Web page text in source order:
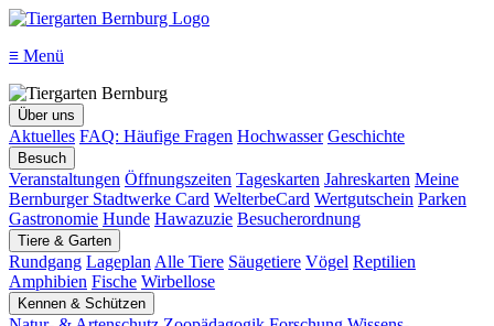
≡ Menü
Über uns
Aktuelles FAQ: Häufige Fragen Hochwasser Geschichte
Besuch
Veranstaltungen Öffnungszeiten Tageskarten Jahreskarten Meine
Bernburger Stadtwerke Card WelterbeCard Wertgutschein Parken
Gastronomie Hunde Hawazuzie Besucherordnung
Tiere & Garten
Rundgang Lageplan Alle Tiere Säugetiere Vögel Reptilien
Amphibien Fische Wirbellose
Kennen & Schützen